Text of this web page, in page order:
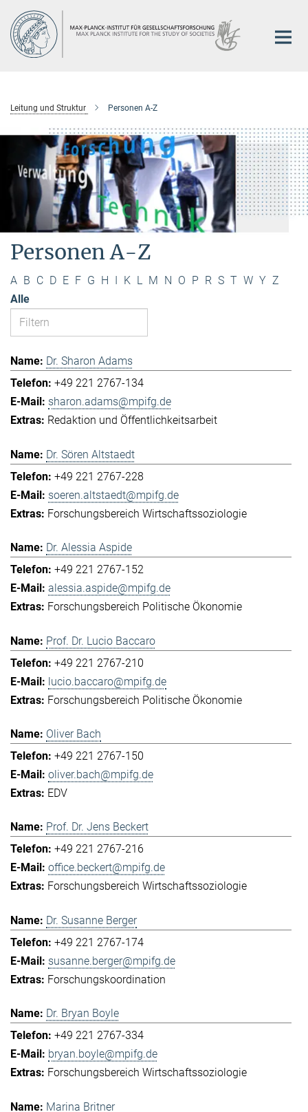
Hauptinhalt
Leitung und Struktur Personen A-Z
Personen A-Z
A B C D E F G H I K L M N O P R S T W Y Z
Alle
Dr. Sharon Adams
+49 221 2767-134
sharon.adams@mpifg.de
Redaktion und Öffentlichkeitsarbeit
Dr. Sören Altstaedt
+49 221 2767-228
soeren.altstaedt@mpifg.de
Forschungsbereich Wirtschaftssoziologie
Dr. Alessia Aspide
+49 221 2767-152
alessia.aspide@mpifg.de
Forschungsbereich Politische Ökonomie
Prof. Dr. Lucio Baccaro
+49 221 2767-210
lucio.baccaro@mpifg.de
Forschungsbereich Politische Ökonomie
Oliver Bach
+49 221 2767-150
oliver.bach@mpifg.de
EDV
Prof. Dr. Jens Beckert
+49 221 2767-216
office.beckert@mpifg.de
Forschungsbereich Wirtschaftssoziologie
Dr. Susanne Berger
+49 221 2767-174
susanne.berger@mpifg.de
Forschungskoordination
Dr. Bryan Boyle
+49 221 2767-334
bryan.boyle@mpifg.de
Forschungsbereich Wirtschaftssoziologie
Marina Britner